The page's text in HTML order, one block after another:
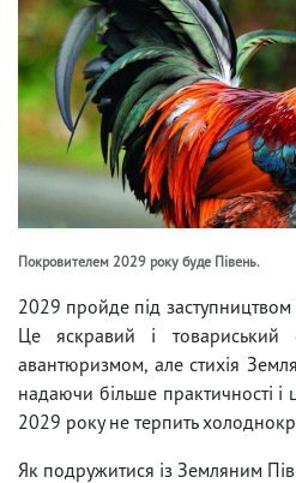
Покровителем 2029 року буде Півень.
2029 пройде під
Це яскравий і товариський
авантюризмом, але стихія
надаючи більше практичності і
2029 року не терпить
Як подружитися із Земляним